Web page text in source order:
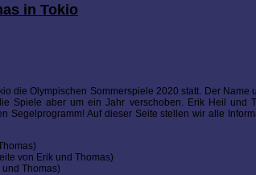
in Tokio
die Olympischen Sommerspiele 2020 statt. Der
Spiele aber um ein Jahr verschoben. Erik Heil und
Segelprogramm! Auf dieser Seite stellen wir alle
von Erik und Thomas)
Thomas)